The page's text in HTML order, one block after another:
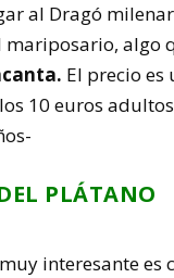
al Dragó
mariposario, algo
El precio
10 euros
PLÁTANO
interesante es